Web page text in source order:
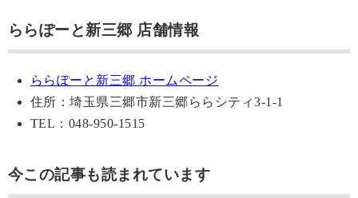
ららぽーと新三郷 店舗情報
ららぽーと新三郷 ホームページ
住所：埼玉県三郷市新三郷ららシティ3-1-1
TEL：048-950-1515
今この記事も読まれています